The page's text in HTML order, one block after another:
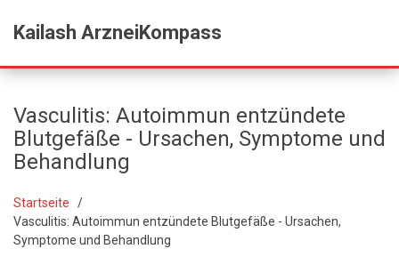
Kailash ArzneiKompass
Vasculitis: Autoimmun entzündete
Blutgefäße - Ursachen, Symptome und
Behandlung
Startseite
Vasculitis: Autoimmun entzündete Blutgefäße - Ursachen,
Symptome und Behandlung